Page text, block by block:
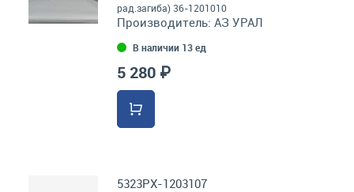
рад.загиба) 36-1201010
Производитель: АЗ УРАЛ
В наличии 13 ед
5 280 ₽
5323РХ-1203107